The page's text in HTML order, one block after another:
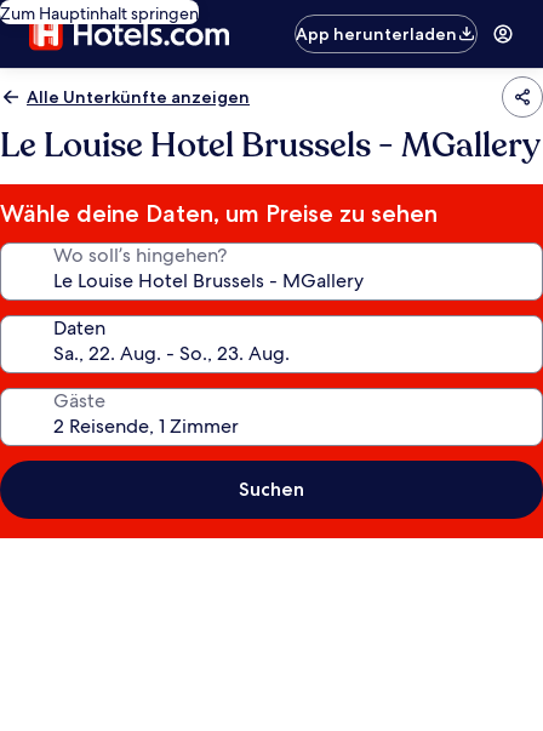
Zum Hauptinhalt springen
App herunterladen
Alle Unterkünfte anzeigen
Le Louise Hotel Brussels - MGallery
Wähle deine Daten, um Preise zu sehen
Wo soll’s hingehen?
Daten
Gäste
Suchen